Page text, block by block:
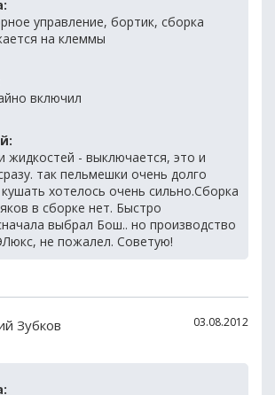
управление, бортик, сборка
на клеммы
включил
жидкостей - выключается, это и
так пельмешки очень долго
хотелось очень сильно.Сборка
в сборке нет. Быстро
выбрал Бош.. но производство
не пожалел. Советую!
Зубков 03.08.2012